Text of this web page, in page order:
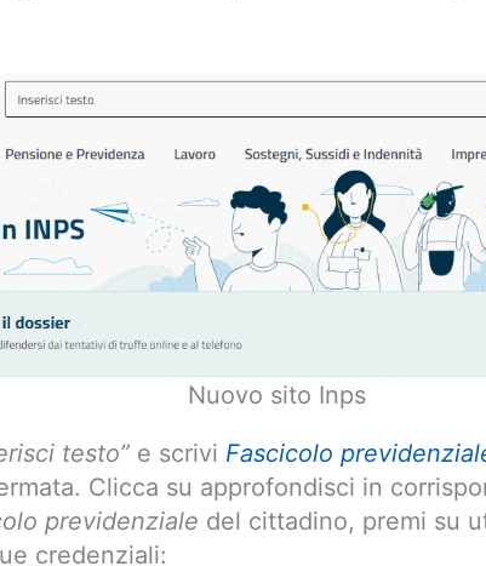
Nuovo sito Inps
testo” e scrivi Fascicolo
Clicca su approfondisci in
previdenziale del cittadino, premi su
credenziali: